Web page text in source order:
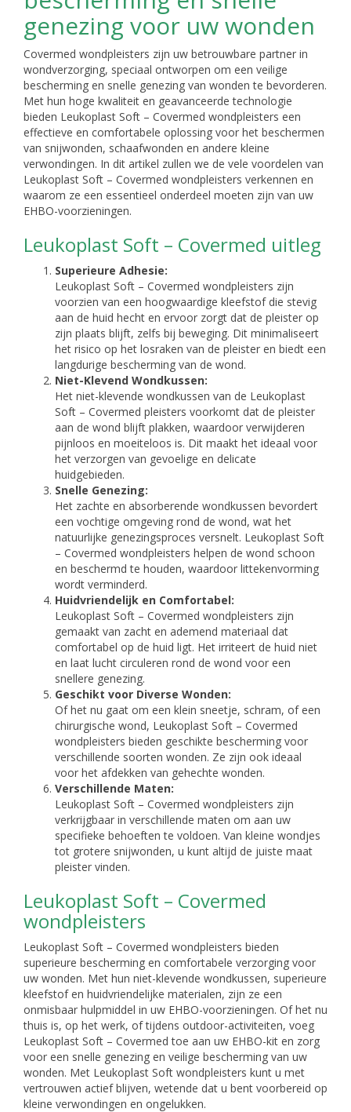
genezing voor uw wonden
Covermed wondpleisters zijn uw betrouwbare partner in
wondverzorging, speciaal ontworpen om een veilige
bescherming en snelle genezing van wonden te bevorderen.
Met hun hoge kwaliteit en geavanceerde technologie
bieden Leukoplast Soft – Covermed wondpleisters een
effectieve en comfortabele oplossing voor het beschermen
van snijwonden, schaafwonden en andere kleine
verwondingen. In dit artikel zullen we de vele voordelen van
Leukoplast Soft – Covermed wondpleisters verkennen en
waarom ze een essentieel onderdeel moeten zijn van uw
EHBO-voorzieningen.
Leukoplast Soft – Covermed uitleg
Superieure Adhesie:
Leukoplast Soft – Covermed wondpleisters zijn
voorzien van een hoogwaardige kleefstof die stevig
aan de huid hecht en ervoor zorgt dat de pleister op
zijn plaats blijft, zelfs bij beweging. Dit minimaliseert
het risico op het losraken van de pleister en biedt een
langdurige bescherming van de wond.
Niet-Klevend Wondkussen:
Het niet-klevende wondkussen van de Leukoplast
Soft – Covermed pleisters voorkomt dat de pleister
aan de wond blijft plakken, waardoor verwijderen
pijnloos en moeiteloos is. Dit maakt het ideaal voor
het verzorgen van gevoelige en delicate
huidgebieden.
Snelle Genezing:
Het zachte en absorberende wondkussen bevordert
een vochtige omgeving rond de wond, wat het
natuurlijke genezingsproces versnelt. Leukoplast Soft
– Covermed wondpleisters helpen de wond schoon
en beschermd te houden, waardoor littekenvorming
wordt verminderd.
Huidvriendelijk en Comfortabel:
Leukoplast Soft – Covermed wondpleisters zijn
gemaakt van zacht en ademend materiaal dat
comfortabel op de huid ligt. Het irriteert de huid niet
en laat lucht circuleren rond de wond voor een
snellere genezing.
Geschikt voor Diverse Wonden:
Of het nu gaat om een klein sneetje, schram, of een
chirurgische wond, Leukoplast Soft – Covermed
wondpleisters bieden geschikte bescherming voor
verschillende soorten wonden. Ze zijn ook ideaal
voor het afdekken van gehechte wonden.
Verschillende Maten:
Leukoplast Soft – Covermed wondpleisters zijn
verkrijgbaar in verschillende maten om aan uw
specifieke behoeften te voldoen. Van kleine wondjes
tot grotere snijwonden, u kunt altijd de juiste maat
pleister vinden.
Leukoplast Soft – Covermed
wondpleisters
Leukoplast Soft – Covermed wondpleisters bieden
superieure bescherming en comfortabele verzorging voor
uw wonden. Met hun niet-klevende wondkussen, superieure
kleefstof en huidvriendelijke materialen, zijn ze een
onmisbaar hulpmiddel in uw EHBO-voorzieningen. Of het nu
thuis is, op het werk, of tijdens outdoor-activiteiten, voeg
Leukoplast Soft – Covermed toe aan uw EHBO-kit en zorg
voor een snelle genezing en veilige bescherming van uw
wonden. Met Leukoplast Soft wondpleisters kunt u met
vertrouwen actief blijven, wetende dat u bent voorbereid op
kleine verwondingen en ongelukken.